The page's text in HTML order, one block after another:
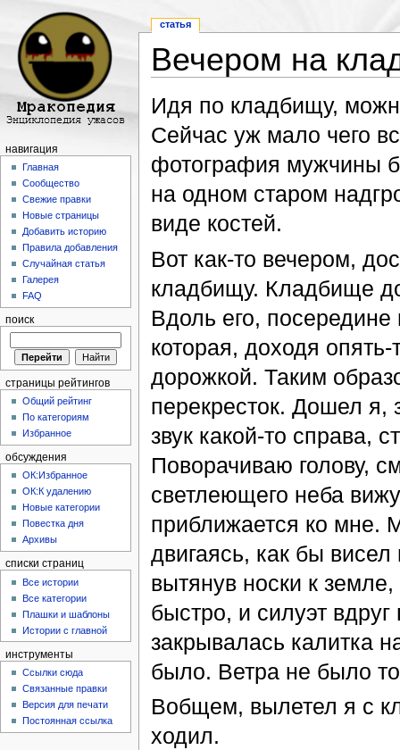
Вечером на
Идя по кладбищу,
Сейчас уж мало чего
фотография мужчины
на одном старом
виде костей.
Вот как-то вечером,
кладбищу. Кладбище
Вдоль его,
которая, доходя
дорожкой. Таким
перекресток. Дошел я,
звук какой-то справа,
Поворачиваю голову,
светлеющего неба
приближается ко мне.
двигаясь, как бы
вытянув носки к
быстро, и силуэт
закрывалась калитка
было. Ветра не было
Вобщем, вылетел я с
ходил.
статья
навигация
Главная
Сообщество
Свежие правки
Новые страницы
Добавить историю
Правила добавления
Случайная статья
Галерея
FAQ
поиск
страницы рейтингов
Общий рейтинг
По категориям
Избранное
обсуждения
ОК:Избранное
ОК:К удалению
Новые категории
Повестка дня
Архивы
списки страниц
Все истории
Все категории
Плашки и шаблоны
Истории с главной
инструменты
Ссылки сюда
Связанные правки
Версия для печати
Постоянная ссылка